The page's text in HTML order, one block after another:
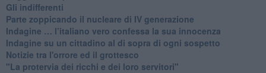
​Gli indifferenti
Parte zoppicando il nucleare di IV generazione
​Indagine … l’italiano vero confessa la sua innocenza
Indagine su un cittadino al di sopra di ogni sospetto
Notizie tra l'orrore ed il grottesco
"La protervia dei ricchi e dei loro servitori"